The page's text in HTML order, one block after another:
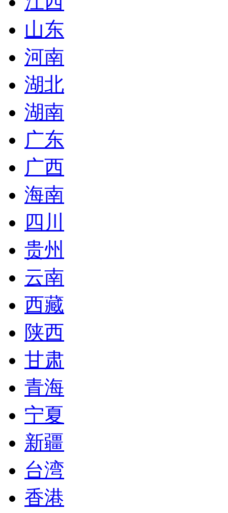
山东
河南
湖北
湖南
广东
广西
海南
四川
贵州
云南
西藏
陕西
甘肃
青海
宁夏
新疆
台湾
香港